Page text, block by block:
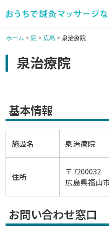
ホーム > 院> 広島 > 泉治療院
泉治療院
基本情報
施設名 泉治療院
住所
〒7200032
広島県福山
お問い合わせ窓口